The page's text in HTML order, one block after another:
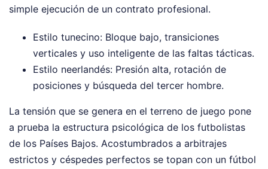
simple ejecución de un contrato profesional.
Estilo tunecino: Bloque bajo, transiciones
verticales y uso inteligente de las faltas tácticas.
Estilo neerlandés: Presión alta, rotación de
posiciones y búsqueda del tercer hombre.
La tensión que se genera en el terreno de juego pone
a prueba la estructura psicológica de los futbolistas
de los Países Bajos. Acostumbrados a arbitrajes
estrictos y céspedes perfectos se topan con un fútbol